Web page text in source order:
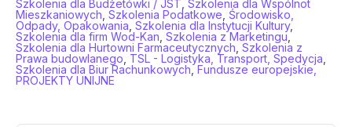
Szkolenia dla Budżetówki / JST Szkolenia dla Wspólnot
Mieszkaniowych Szkolenia Podatkowe Środowisko,
Odpady, Opakowania Szkolenia dla Instytucji Kultury,
Szkolenia dla firm Wod-Kan Szkolenia z Marketingu
Szkolenia dla Hurtowni Farmaceutycznych Szkolenia z
Prawa budowlanego TSL - Logistyka, Transport, Spedycja
Szkolenia dla Biur Rachunkowych,Fundusze europejskie,
PROJEKTY UNIJNE